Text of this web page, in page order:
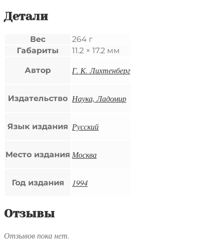
Детали
Вес
264 г
Габариты
11.2 × 17.2 мм
Автор Г. К. Лихтенберг
Издательство Наука, Ладомир
Язык издания Русский
Место издания Москва
Год издания 1994
Отзывы
Отзывов пока нет.